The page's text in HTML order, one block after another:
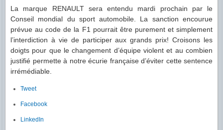
La marque RENAULT sera entendu mardi prochain par le
Conseil mondial du sport automobile. La sanction encourue
prévue au code de la F1 pourrait être purement et simplement
l’interdiction à vie de participer aux grands prix! Croisons les
doigts pour que le changement d’équipe violent et au combien
justifié permette à notre écurie française d’éviter cette sentence
irrémédiable.
Tweet
Facebook
LinkedIn